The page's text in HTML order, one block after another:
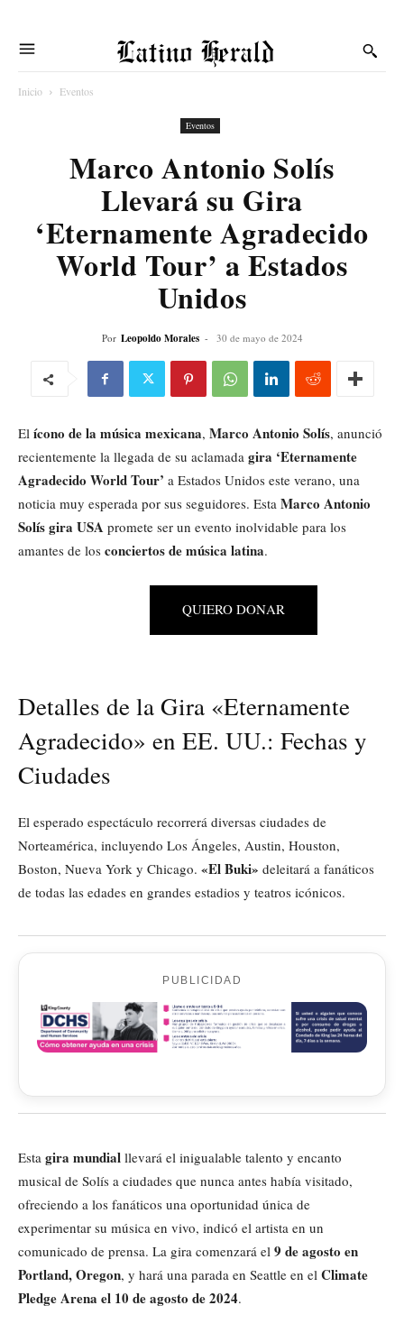
Latino Herald
Inicio Eventos
Eventos
Marco Antonio Solís
Llevará su Gira
‘Eternamente Agradecido
World Tour’ a Estados
Unidos
Por Leopoldo Morales - 30 de mayo de 2024
El ícono de la música mexicana, Marco Antonio Solís, anunció
recientemente la llegada de su aclamada gira ‘Eternamente
Agradecido World Tour’ a Estados Unidos este verano, una
noticia muy esperada por sus seguidores. Esta Marco Antonio
Solís gira USA promete ser un evento inolvidable para los
amantes de los conciertos de música latina.
QUIERO DONAR
Detalles de la Gira «Eternamente
Agradecido» en EE. UU.: Fechas y
Ciudades
El esperado espectáculo recorrerá diversas ciudades de
Norteamérica, incluyendo Los Ángeles, Austin, Houston,
Boston, Nueva York y Chicago. «El Buki» deleitará a fanáticos
de todas las edades en grandes estadios y teatros icónicos.
PUBLICIDAD
Esta gira mundial llevará el inigualable talento y encanto
musical de Solís a ciudades que nunca antes había visitado,
ofreciendo a los fanáticos una oportunidad única de
experimentar su música en vivo, indicó el artista en un
comunicado de prensa. La gira comenzará el 9 de agosto en
Portland, Oregon, y hará una parada en Seattle en el Climate
Pledge Arena el 10 de agosto de 2024.